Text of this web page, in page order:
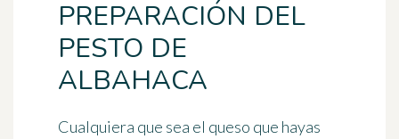
PREPARACIÓN DEL
PESTO DE
ALBAHACA
Cualquiera que sea el queso que hayas